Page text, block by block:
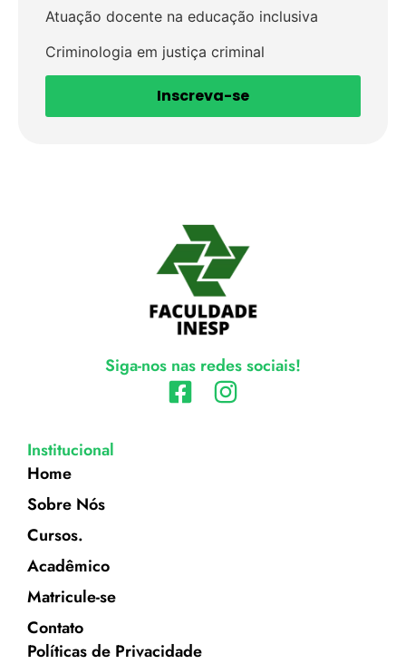
Atuação docente na educação inclusiva
Criminologia em justiça criminal
Inscreva-se
Siga-nos nas redes sociais!
Institucional
Home
Sobre Nós
Cursos.
Acadêmico
Matricule-se
Contato
Políticas de Privacidade